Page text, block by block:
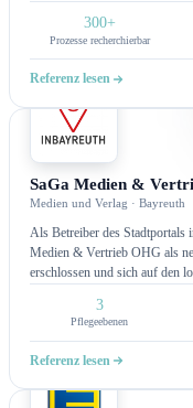
Rechtsverfahren.
300+
Prozesse recherchierbar
Referenz lesen
SaGa Medien &
Medien und Verlag · Bayreuth
Als Betreiber des Stadtportals
Medien & Vertrieb OHG als
erschlossen und sich auf den
3
Pflegeebenen
Referenz lesen